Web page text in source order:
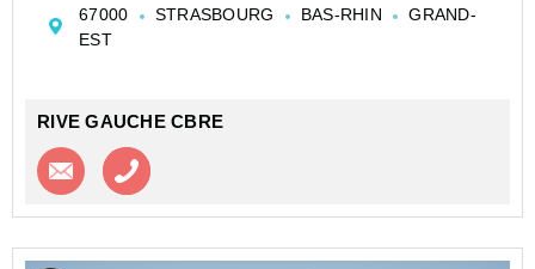
international, son université de renom et son éc...
67000 STRASBOURG BAS-RHIN
GRAND-
EST
RIVE GAUCHE CBRE
Contacter l'agence